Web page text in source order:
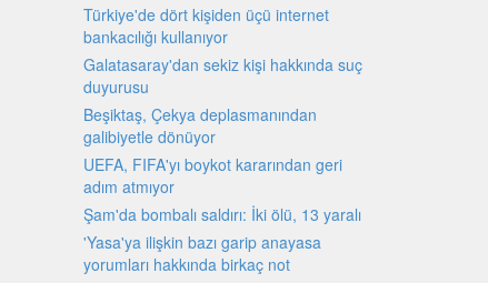
Türkiye'de dört kişiden üçü internet
bankacılığı kullanıyor
Galatasaray'dan sekiz kişi hakkında suç
duyurusu
Beşiktaş, Çekya deplasmanından
galibiyetle dönüyor
UEFA, FIFA'yı boykot kararından geri
adım atmıyor
Şam'da bombalı saldırı: İki ölü, 13 yaralı
'Yasa'ya ilişkin bazı garip anayasa
yorumları hakkında birkaç not